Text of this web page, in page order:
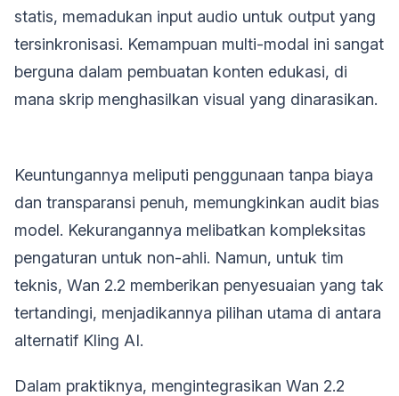
statis, memadukan input audio untuk output yang
tersinkronisasi. Kemampuan multi-modal ini sangat
berguna dalam pembuatan konten edukasi, di
mana skrip menghasilkan visual yang dinarasikan.
Keuntungannya meliputi penggunaan tanpa biaya
dan transparansi penuh, memungkinkan audit bias
model. Kekurangannya melibatkan kompleksitas
pengaturan untuk non-ahli. Namun, untuk tim
teknis, Wan 2.2 memberikan penyesuaian yang tak
tertandingi, menjadikannya pilihan utama di antara
alternatif Kling AI.
Dalam praktiknya, mengintegrasikan Wan 2.2